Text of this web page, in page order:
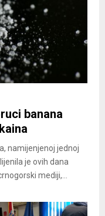
banana
namijenjenoj jednoj
je ovih dana
mediji,...